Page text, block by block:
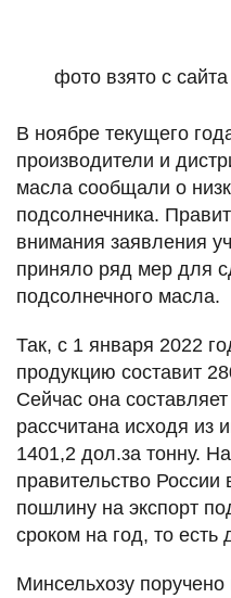
фото взято с
В ноябре текущего
производители и
масла сообщали о
подсолнечника.
внимания заявления
приняло ряд мер для
подсолнечного масла.
Так, с 1 января 2022
продукцию составит
Сейчас она
рассчитана исходя из
1401,2 дол.за тонну.
правительство
пошлину на экспорт
сроком на год, то есть
Минсельхозу